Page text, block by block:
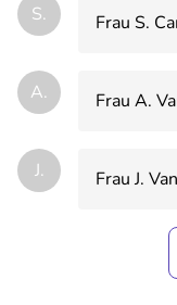
S. Frau S.
A. Frau A.
J. Frau J.